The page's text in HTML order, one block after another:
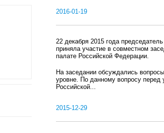
2016-01-19
22 декабря 2015 года
приняла участие в совместном
палате Российской Федерации.
На заседании обсуждались
уровне. По данному вопросу перед
Российской...
2015-12-29